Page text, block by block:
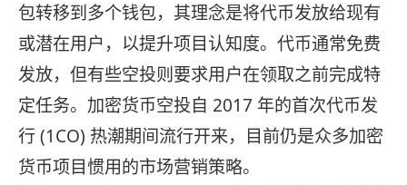
包转移到多个钱包，其理念是将代币发放给现有
或潜在用户，以提升项目认知度。代币通常免费
发放，但有些空投则要求用户在领取之前完成特
定任务。加密货币空投自 2017 年的首次代币发
行 (1CO) 热潮期间流行开来，目前仍是众多加密
货币项目惯用的市场营销策略。